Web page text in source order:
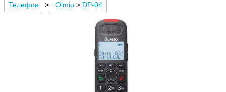
Телефон
> Olmio > DP-04